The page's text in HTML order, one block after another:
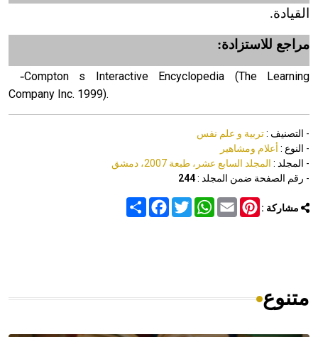
القيادة.
مراجع للاستزادة:
-Compton s Interactive Encyclopedia (The Learning
Company Inc. 1999).
- التصنيف :تربية و علم نفس
- النوع : أعلام ومشاهير
- المجلد : المجلد السابع عشر، طبعة 2007، دمشق
- رقم الصفحة ضمن المجلد :244
مشاركة : Share
FacebookTwitter
WhatsAppEmail
Pinterest
متنوع